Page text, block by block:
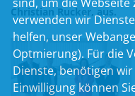
Christian Rucker, aus.
verwenden wir
helfen, unser
Optmierung). Für die
Dienste, benötigen
Einwilligung können